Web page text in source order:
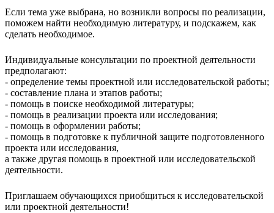
Если тема уже выбрана, но возникли вопросы по реализации,
поможем найти необходимую литературу, и подскажем, как
сделать необходимое.
Индивидуальные консультации по проектной деятельности
предполагают:
- определение темы проектной или исследовательской работы;
- составление плана и этапов работы;
- помощь в поиске необходимой литературы;
- помощь в реализации проекта или исследования;
- помощь в оформлении работы;
- помощь в подготовке к публичной защите подготовленного
проекта или исследования,
а также другая помощь в проектной или исследовательской
деятельности.
Приглашаем обучающихся приобщиться к исследовательской
или проектной деятельности!